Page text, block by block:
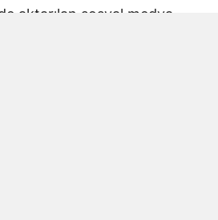
aktarılan sosyal medya